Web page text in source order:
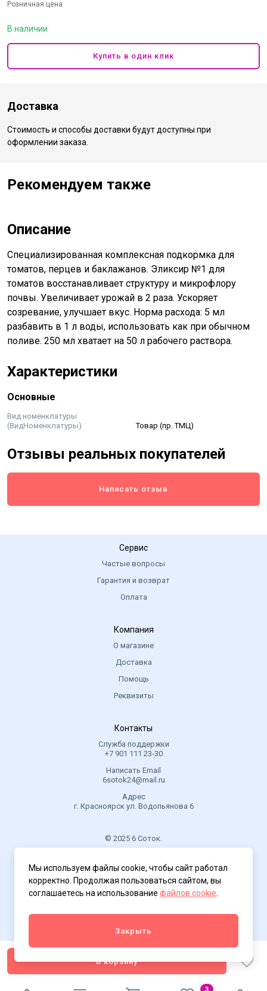
3
Розничная цена
В наличии
Купить в один клик
Доставка
Стоимость и способы доставки будут доступны при
оформлении заказа.
В корзину
Рекомендуем также
Описание
Специализированная комплексная подкормка для
томатов, перцев и баклажанов. Эликсир №1 для
томатов восстанавливает структуру и микрофлору
почвы. Увеличивает урожай в 2 раза. Ускоряет
созревание, улучшает вкус. Норма расхода: 5 мл
разбавить в 1 л воды, использовать как при обычном
поливе. 250 мл хватает на 50 л рабочего раствора.
Характеристики
Основные
Вид номенклатуры
(ВидНоменклатуры)
Товар (пр. ТМЦ)
Отзывы реальных покупателей
Написать отзыв
Сервис
Частые вопросы
Гарантия и возврат
Оплата
Компания
О магазине
Доставка
Помощь
Реквизиты
Контакты
Служба поддержки
+7 901 111 23-30
Написать Email
6sotok24@mail.ru
Адрес
г. Красноярск ул. Водопьянова 6
© 2025 6 Соток.
.
Политика конфиденциальности
Мы используем файлы cookie, чтобы сайт работал
корректно. Продолжая пользоваться сайтом, вы
соглашаетесь на использование файлов cookie
Закрыть